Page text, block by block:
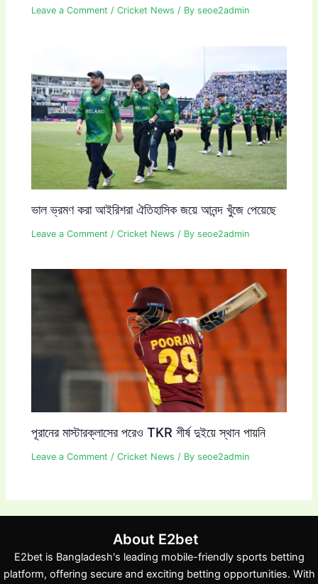
Leave a Comment /Cricket News / Byseoe2admin
ভাল ভ্রমণ করা আইরিশরা ঐতিহাসিক জয়ে আনন্দ খুঁজে পেয়েছে
Leave a Comment /Cricket News / Byseoe2admin
পূরানের মাস্টারক্লাসের পরেও TKR শীর্ষ দুইয়ে স্থান পায়নি
Leave a Comment /Cricket News / Byseoe2admin
About E2bet
E2bet is Bangladesh's leading mobile-friendly sports betting
platform, offering secure and exciting betting opportunities. With